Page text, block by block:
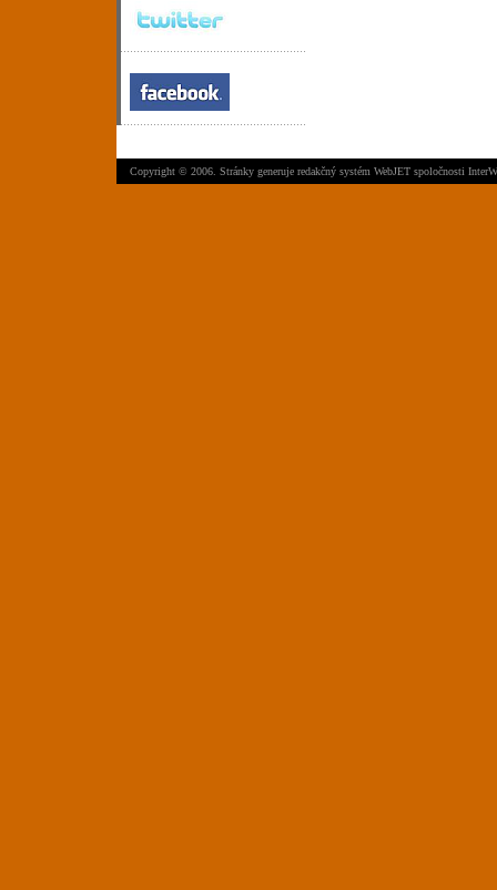
Copyright © 2006. Stránky generuje redakčný systém WebJET spoločnosti